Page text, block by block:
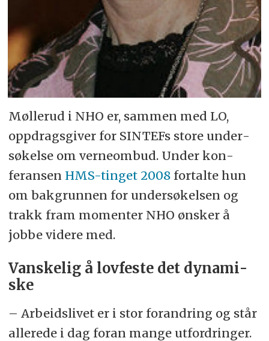
Møllerud i NHO er, sam­men med LO,
opp­drags­giver for SINTEFs store under­
sø­kel­se om verne­ombud. Under kon­
feransen HMS-tinget 2008fortalte hun
om bak­grunnen for under­søkel­sen og
trakk fram momenter NHO ønsker å
jobbe videre med.
Van­ske­lig å lov­feste det dy­na­mi­
ske
– Arbeids­livet er i stor for­and­ring og står
al­le­rede i dag for­an mange ut­ford­rin­ger.